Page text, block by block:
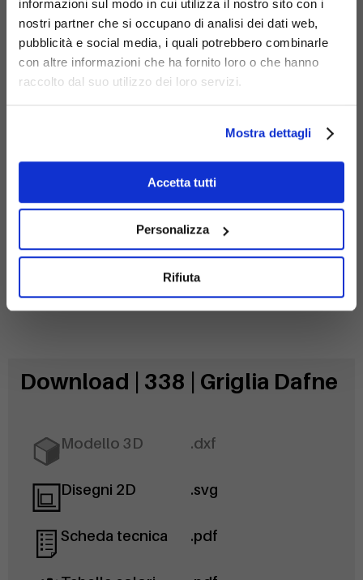
informazioni sul modo in cui utilizza il nostro sito con i
nostri partner che si occupano di analisi dei dati web,
pubblicità e social media, i quali potrebbero combinarle
con altre informazioni che ha fornito loro o che hanno
raccolto dal suo utilizzo dei loro servizi.
Mostra dettagli
Accetta tutti
Personalizza
Rifiuta
Materiali
Download | 338 | Griglia Dafne
Modello 3D .dxf
Disegni 2D .svg
Scheda tecnica .pdf